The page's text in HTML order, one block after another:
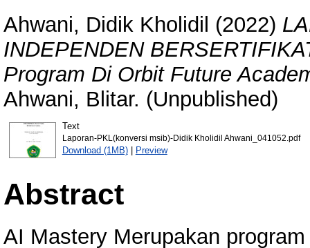
Ahwani, Didik Kholidil (2022)
INDEPENDEN
Program Di Orbit Future
Ahwani, Blitar. (Unpublished)
Text
Laporan-PKL(konversi msib)-Didik Kholidil Ahwani_041052.pdf
Download (1MB)| Preview
Abstract
AI Mastery Merupakan